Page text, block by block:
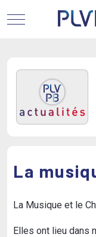
Mobile Menu
La
La Musique et le
Elles ont lieu dans